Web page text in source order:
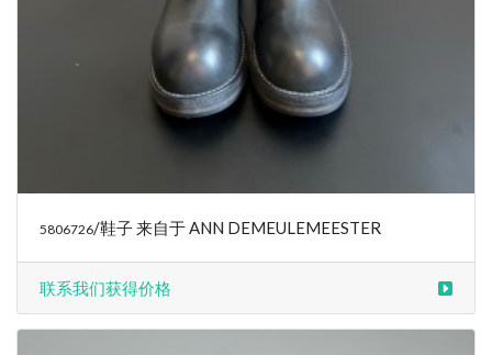
5806726/鞋子 来自于 ANN DEMEULEMEESTER
联系我们获得价格